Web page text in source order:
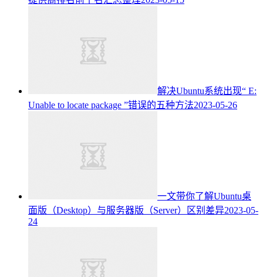
解决Ubuntu系统出现“ E:
Unable to locate package ”错误的五种方法2023-05-26
一文带你了解Ubuntu桌
面版（Desktop）与服务器版（Server）区别差异2023-05-
24